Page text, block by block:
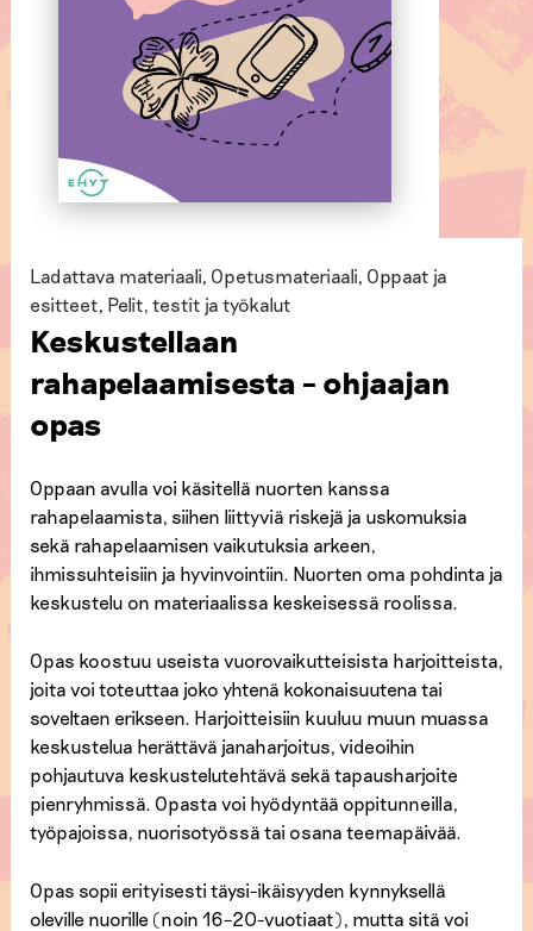
Ladattava materiaali, Opetusmateriaali, Oppaat ja
esitteet, Pelit, testit ja työkalut
Keskustellaan
rahapelaamisesta – ohjaajan
opas
Oppaan avulla voi käsitellä nuorten kanssa
rahapelaamista, siihen liittyviä riskejä ja uskomuksia
sekä rahapelaamisen vaikutuksia arkeen,
ihmissuhteisiin ja hyvinvointiin. Nuorten oma pohdinta ja
keskustelu on materiaalissa keskeisessä roolissa.
Opas koostuu useista vuorovaikutteisista harjoitteista,
joita voi toteuttaa joko yhtenä kokonaisuutena tai
soveltaen erikseen. Harjoitteisiin kuuluu muun muassa
keskustelua herättävä janaharjoitus, videoihin
pohjautuva keskustelutehtävä sekä tapausharjoite
pienryhmissä. Opasta voi hyödyntää oppitunneilla,
työpajoissa, nuorisotyössä tai osana teemapäivää.
Opas sopii erityisesti täysi-ikäisyyden kynnyksellä
oleville nuorille (noin 16–20-vuotiaat), mutta sitä voi